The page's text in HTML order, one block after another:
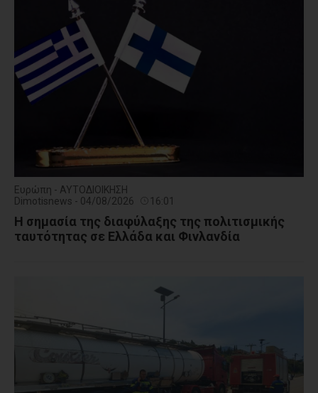
Ευρώπη - ΑΥΤΟΔΙΟΙΚΗΣΗ
Dimotisnews - 04/08/2026
16:01
Η σημασία της διαφύλαξης της πολιτισμικής
ταυτότητας σε Ελλάδα και Φινλανδία